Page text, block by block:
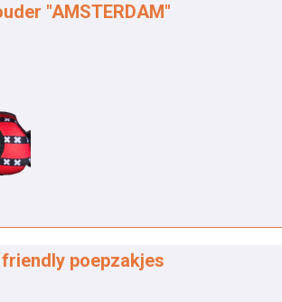
"AMSTERDAM"
poepzakjes